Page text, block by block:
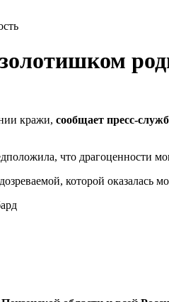
кражи, сообщает пресс-
что драгоценности
которой оказалась